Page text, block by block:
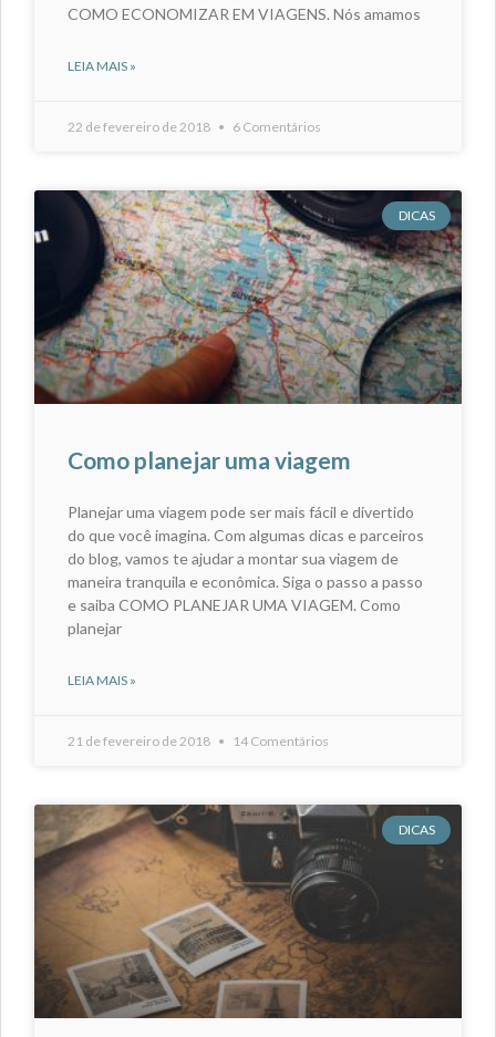
COMO ECONOMIZAR EM VIAGENS. Nós amamos
LEIA MAIS »
22 de fevereiro de 2018 6 Comentários
DICAS
Como planejar uma viagem
Planejar uma viagem pode ser mais fácil e divertido
do que você imagina. Com algumas dicas e parceiros
do blog, vamos te ajudar a montar sua viagem de
maneira tranquila e econômica. Siga o passo a passo
e saiba COMO PLANEJAR UMA VIAGEM. Como
planejar
LEIA MAIS »
21 de fevereiro de 2018 14 Comentários
DICAS